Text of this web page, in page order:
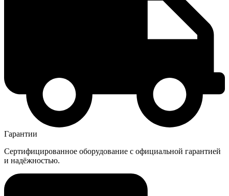
Гарантии
Сертифицированное оборудование с официальной гарантией
и надёжностью.